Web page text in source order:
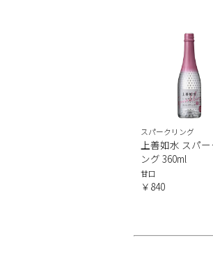
スパークリング
上善如水 スパー
ング 360ml
甘口
￥840